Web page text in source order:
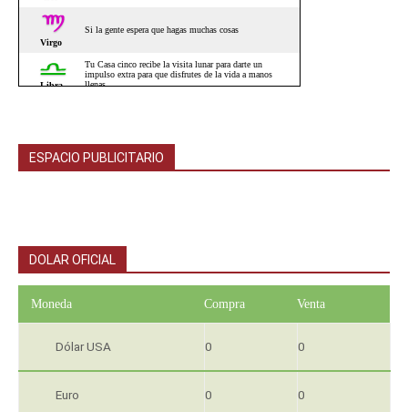
ESPACIO PUBLICITARIO
DOLAR OFICIAL
Moneda Compra Venta
Dólar USA 0 0
Euro 0 0